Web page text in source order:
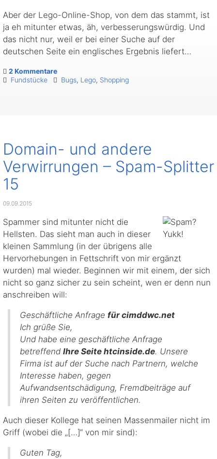
Aber der Lego-Online-Shop, von dem das stammt, ist
ja eh mitunter etwas, äh, verbesserungswürdig. Und
das nicht nur, weil er bei einer Suche auf der
deutschen Seite ein englisches Ergebnis liefert…
2 Kommentare
Fundstücke
Bugs, Lego, Shopping
Domain- und andere
Verwirrungen – Spam-Splitter
15
09.09.2015
Spammer sind mitunter nicht die
Hellsten. Das sieht man auch in dieser
kleinen Sammlung (in der übrigens alle
Hervorhebungen in Fettschrift von mir ergänzt
wurden) mal wieder. Beginnen wir mit einem, der sich
nicht so ganz sicher zu sein scheint, wen er denn nun
anschreiben will:
Geschäftliche Anfrage für cimddwc.net
Ich grüße Sie,
Und habe eine geschäftliche Anfrage
betreffend Ihre Seite htcinside.de. Unsere
Firma ist auf der Suche nach Partnern, welche
Interesse haben, gegen
Aufwandsentschädigung, Fremdbeiträge auf
ihren Seiten zu veröffentlichen.
Auch dieser Kollege hat seinen Massenmailer nicht im
Griff (wobei die „[…]“ von mir sind):
Guten Tag,